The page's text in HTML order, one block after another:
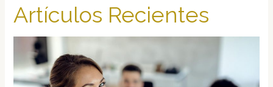
Artículos Recientes